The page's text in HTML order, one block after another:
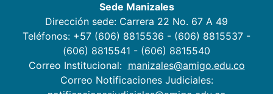
Sede Manizales
Dirección sede: Carrera 22 No. 67 A 49
Teléfonos: +57 (606) 8815536 - (606) 8815537 -
(606) 8815541 - (606) 8815540
Correo Institucional: manizales@amigo.edu.co
Correo Notificaciones Judiciales: